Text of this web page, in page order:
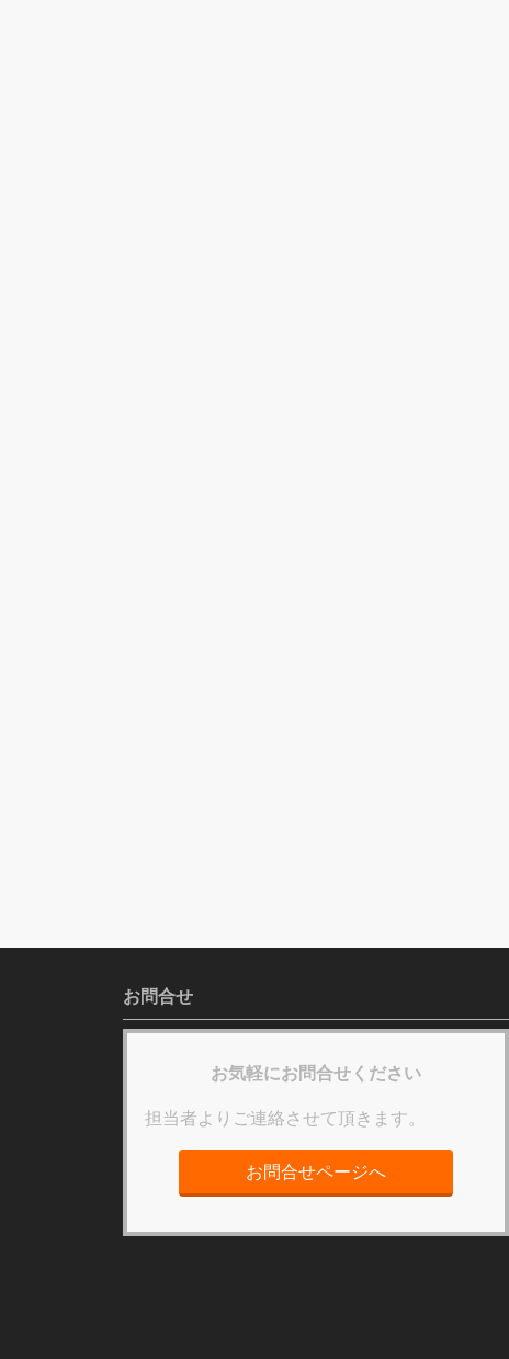
お問合せ
お気軽にお問合せください
担当者よりご連絡させて頂きます。
お問合せページへ